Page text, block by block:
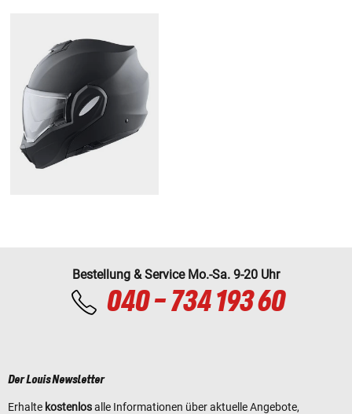
Bestellung & Service Mo.-Sa. 9-20 Uhr
040 - 734 193 60
Der Louis Newsletter
Erhalte kostenlosalle Informationen über aktuelle Angebote,